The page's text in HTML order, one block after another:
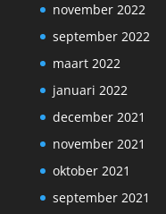
november 2022
september 2022
maart 2022
januari 2022
december 2021
november 2021
oktober 2021
september 2021